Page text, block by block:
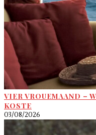
VIER VROUEMAAND –
KOSTE
03/08/2026